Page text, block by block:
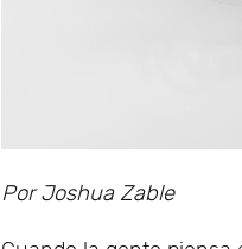
Por Joshua Zable